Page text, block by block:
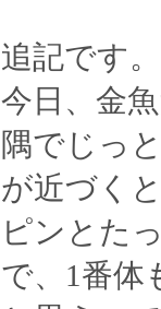
追記です。
今日、金
隅でじっ
が近づく
ピンとた
で、1番体